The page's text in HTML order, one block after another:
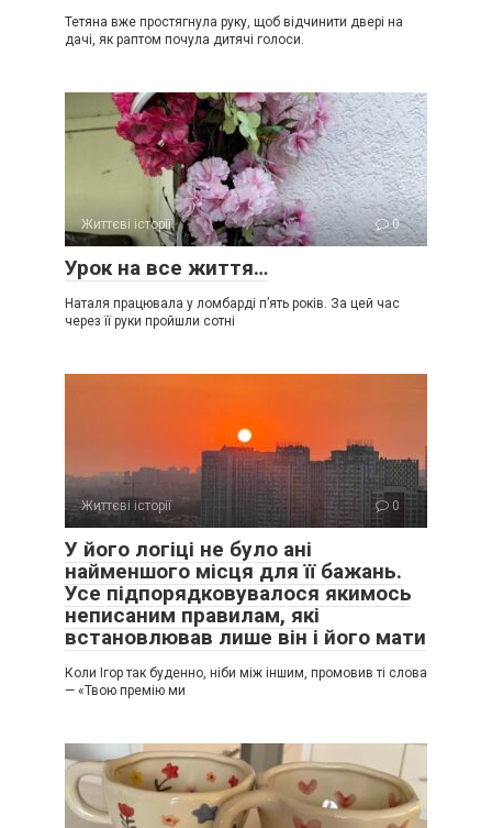
Тетяна вже простягнула руку, щоб відчинити двері на
дачі, як раптом почула дитячі голоси.
Життєві історії 0
Урок на все життя…
Наталя працювала у ломбарді п’ять років. За цей час
через її руки пройшли сотні
Життєві історії 0
У його логіці не було ані
найменшого місця для її бажань.
Усе підпорядковувалося якимось
неписаним правилам, які
встановлював лише він і його мати
Коли Ігор так буденно, ніби між іншим, промовив ті слова
— «Твою премію ми